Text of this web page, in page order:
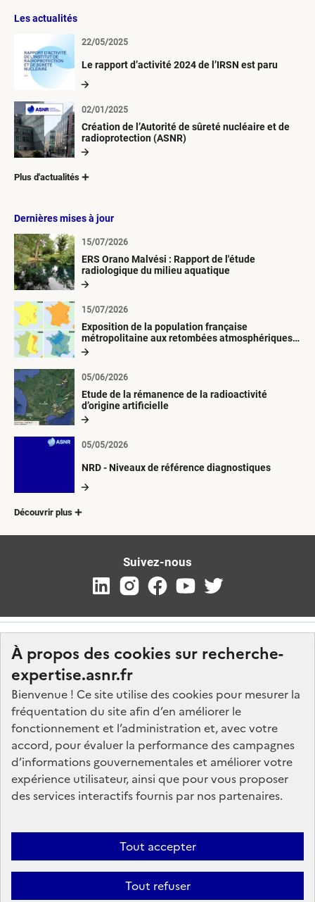
À propos des cookies sur recherche-
expertise.asnr.fr
Bienvenue ! Ce site utilise des cookies pour mesurer la
fréquentation du site afin d’en améliorer le
fonctionnement et l’administration et, avec votre
accord, pour évaluer la performance des campagnes
d’informations gouvernementales et améliorer votre
expérience utilisateur, ainsi que pour vous proposer
des services interactifs fournis par nos partenaires.
Tout accepter
Tout refuser
Les actualités
Le rapport d’activité 2024 de l’IRSN est paru
22/05/2025
Création de l’Autorité de sûreté nucléaire et de
radioprotection (ASNR)
02/01/2025
Plus d'actualités
Dernières mises à jour
ERS Orano Malvési : Rapport de l'étude
radiologique du milieu aquatique
15/07/2026
Exposition de la population française
métropolitaine aux retombées atmosphériques
radioactives depuis 1945
15/07/2026
Etude de la rémanence de la radioactivité
d’origine artificielle
05/06/2026
NRD - Niveaux de référence diagnostiques
05/05/2026
Découvrir plus
Suivez-nous
Nos marchés
Nos offres d'emploi
FAQ
Glossaire
Plan du site